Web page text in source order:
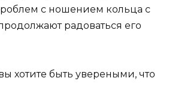
с ношением кольца с
радоваться его
хотите быть увереными, что